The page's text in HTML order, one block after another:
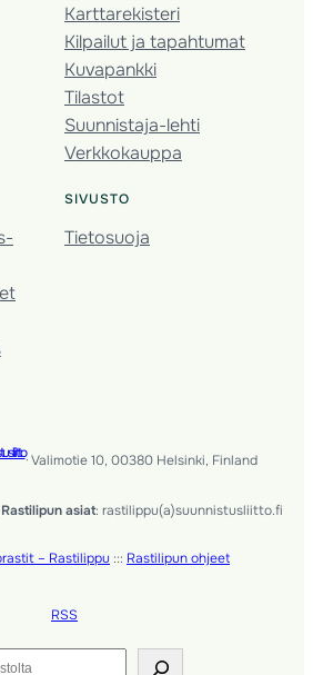
Karttarekisteri
Kilpailut ja tapahtumat
Kuvapankki
Tilastot
Suunnistaja-lehti
Verkkokauppa
SIVUSTO
Tietosuoja
· Valimotie 10, 00380 Helsinki, Finland
Rastilipun asiat: rastilippu(a)suunnistusliitto.fi
– Rastilippu ::: Rastilipun ohjeet
RSS